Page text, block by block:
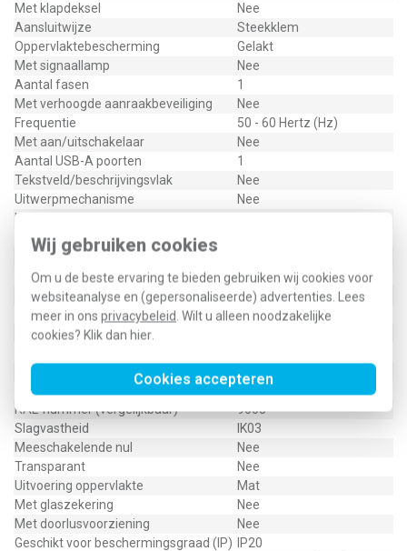
Wij gebruiken cookies
Om u de beste ervaring te bieden gebruiken wij cookies voor
websiteanalyse en (gepersonaliseerde) advertenties. Lees
meer in ons privacybeleid . Wilt u alleen noodzakelijke
cookies? Klik dan hier
Cookies accepteren
Met klapdeksel
Nee
Aansluitwijze
Steekklem
Oppervlaktebescherming
Gelakt
Met signaallamp
Nee
Aantal fasen
1
Met verhoogde aanraakbeveiliging
Nee
Frequentie
50 - 60 Hertz (Hz)
Met aan/uitschakelaar
Nee
Aantal USB-A poorten
1
Tekstveld/beschrijvingsvlak
Nee
Uitwerpmechanisme
Nee
Kwaliteitsklasse
Stekkerstand gedraaid
Overspanningsbeveiliging
Foutstroombeveiliging
Nee
Speciale voeding
Overig
Geïsoleerde montage
Ja
Materiaal
Bevestigingswijze
Klauw-/schroefbevestiging
Opdruk/indicatie
RAL-nummer (vergelijkbaar)
9005
Slagvastheid
IK03
Meeschakelende nul
Nee
Transparant
Nee
Uitvoering oppervlakte
Mat
Met glaszekering
Nee
Met doorlusvoorziening
Nee
Geschikt voor beschermingsgraad (IP)
IP20